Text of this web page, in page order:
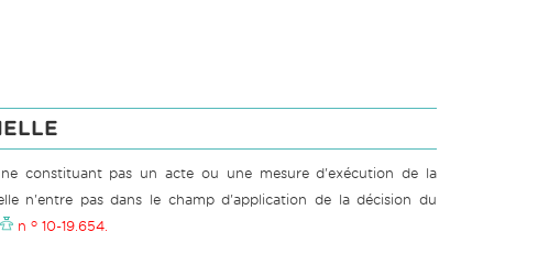
constituant pas un acte ou une mesure d'exécution de la
n'entre pas dans le champ d'application de la décision du
n o 10-19.654.